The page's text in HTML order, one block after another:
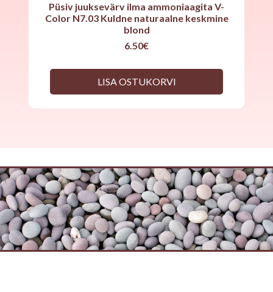
Püsiv juuksevärv ilma ammoniaagita V-
Color N7.03 Kuldne naturaalne keskmine
blond
6.50€
LISA OSTUKORVI